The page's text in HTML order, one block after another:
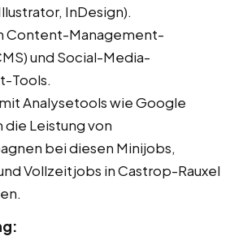
InDesign).
Content-Management-
und Social-Media-
Tools.
Analysetools wie Google
die Leistung von
bei diesen Minijobs,
Vollzeitjobs in Castrop-Rauxel